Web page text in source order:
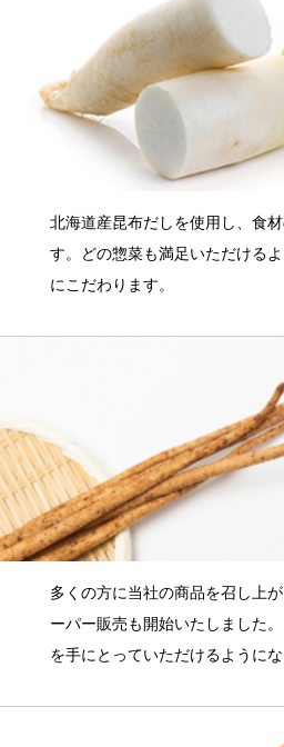
北海道産昆布だしを使用し、食
す。どの惣菜も満足いただける
にこだわります。
多くの方に当社の商品を召し上
ーパー販売も開始いたしました
を手にとっていただけるようにな